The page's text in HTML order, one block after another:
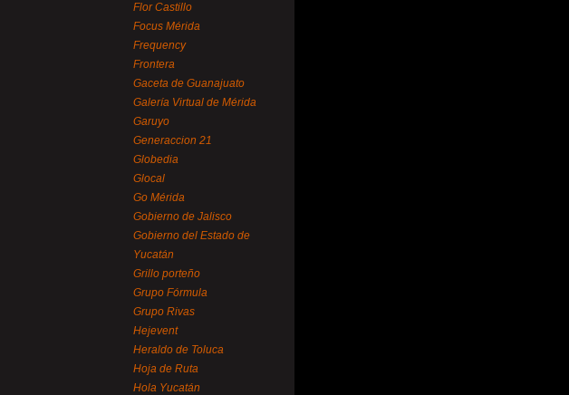
Flor Castillo
Focus Mérida
Frequency
Frontera
Gaceta de Guanajuato
Galería Virtual de Mérida
Garuyo
Generaccion 21
Globedia
Glocal
Go Mérida
Gobierno de Jalisco
Gobierno del Estado de
Yucatán
Grillo porteño
Grupo Fórmula
Grupo Rivas
Hejevent
Heraldo de Toluca
Hoja de Ruta
Hola Yucatán